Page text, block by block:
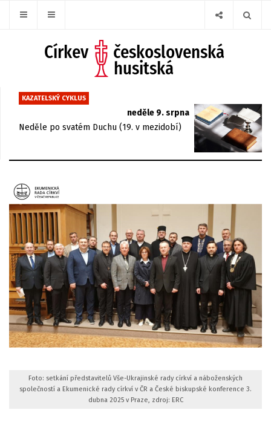
KAZATELSKÝ CYKLUS
neděle 9. srpna
Neděle po svatém Duchu (19. v mezidobí)
Foto: setkání představitelů Vše-Ukrajinské rady církví a náboženských
společností a Ekumenické rady církví v ČR a České biskupské konference 3.
dubna 2025 v Praze, zdroj: ERC